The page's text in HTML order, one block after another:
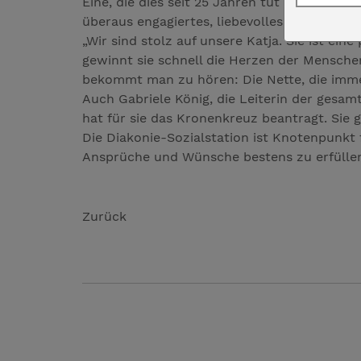
überaus engagiertes, liebevolles Auftreten
„Wir sind stolz auf unsere Katja. Sie ist
gewinnt sie schnell die Herzen der
bekommt man zu hören: Die Nette, die
Auch Gabriele König, die Leiterin der
hat für sie das Kronenkreuz beantragt.
Die Diakonie-Sozialstation ist
Ansprüche und Wünsche bestens zu
Zurück